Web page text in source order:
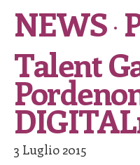
NEWS
Talent
3 Luglio 2015